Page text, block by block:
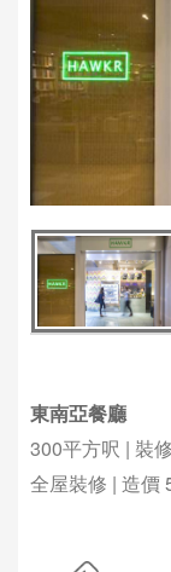
東南亞餐廳
300平方呎 | 裝修
全屋裝修 | 造價